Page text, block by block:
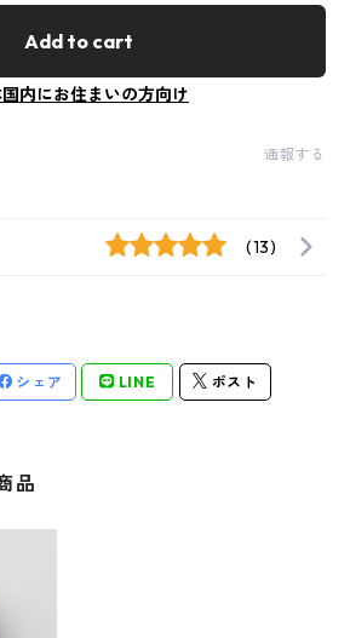
Add to cart
国内にお住まいの方向け
通報する
(13)
シェア LINE ポスト
品